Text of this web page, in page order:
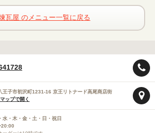
瓦屋 のメニュー一覧に戻る
王子市初沢町1231-16 京王リトナード高尾商店街
ップで開く
水・木・金・土・日・祝日